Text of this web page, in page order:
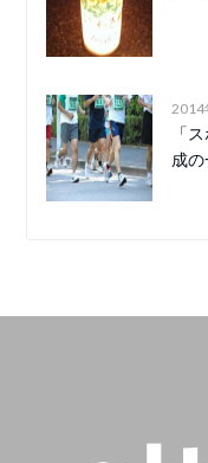
2014
「
成の